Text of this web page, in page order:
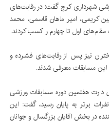
شهرداری کرج گفت: در رقابت‌های
پسران، آرتین کریمی، ‌امیر ماهان قاسمی، محمد
مقام‌های اول تا چهارم را کسب کردند.
در رده سنی ۱۳ سال دختران نیز پس از رقابت‌های فشرده و
مسابقات معرفی شدند.
دارت هفتمین دوره مسابقات ورزشی
برتر به پایان رسید، گفت: این
بیش از ۱۵۰ شرکت‌کننده در بخش آقایان بزرگسال و جوانان